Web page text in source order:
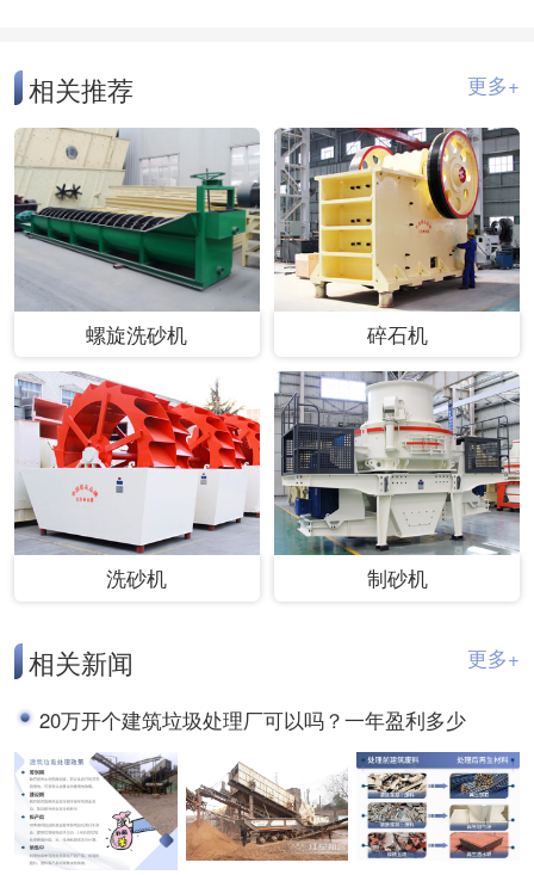
相关推荐 更多+
螺旋洗砂机 碎石机
洗砂机 制砂机
相关新闻 更多+
20万开个建筑垃圾处理厂可以吗？一年盈利多少